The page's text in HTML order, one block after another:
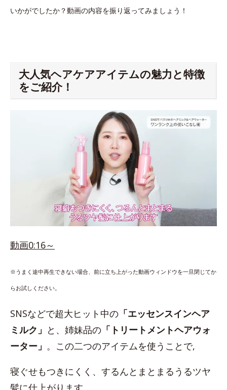
いかがでしたか？動画の内容を振り返ってみましょう！
大人気ヘアケアアイテムの魅力と特徴
をご紹介！
動画0:16～
※うまく途中再生できない場合、前に立ち上がった動画ウィンドウを一旦閉じてか
らお試しください。
SNSなどで超大ヒット中の 「エッセンスインヘア
ミルク」 と、姉妹品の 「トリートメントヘアウォ
ーター」 。この二つのアイテムを使うことで,
寝ぐせもつきにくく、するんとまとまるうるツヤ